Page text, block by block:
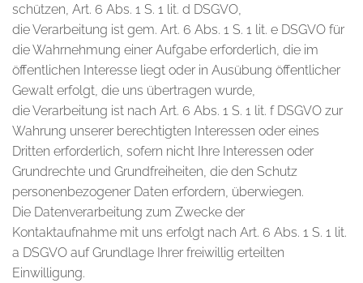
schützen, Art. 6 Abs. 1 S. 1 lit. d DSGVO,
die Verarbeitung ist gem. Art. 6 Abs. 1 S. 1 lit. e DSGVO für
die Wahrnehmung einer Aufgabe erforderlich, die im
öffentlichen Interesse liegt oder in Ausübung öffentlicher
Gewalt erfolgt, die uns übertragen wurde,
die Verarbeitung ist nach Art. 6 Abs. 1 S. 1 lit. f DSGVO zur
Wahrung unserer berechtigten Interessen oder eines
Dritten erforderlich, sofern nicht Ihre Interessen oder
Grundrechte und Grundfreiheiten, die den Schutz
personenbezogener Daten erfordern, überwiegen.
Die Datenverarbeitung zum Zwecke der
Kontaktaufnahme mit uns erfolgt nach Art. 6 Abs. 1 S. 1 lit.
a DSGVO auf Grundlage Ihrer freiwillig erteilten
Einwilligung.